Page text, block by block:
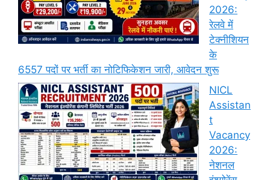
2026:
रेलवे में
टेक्नीशियन
के
6557 पदों पर भर्ती का नोटिफिकेशन जारी, आवेदन शुरू
NICL
Assistan
t
Vacancy
2026:
नेशनल